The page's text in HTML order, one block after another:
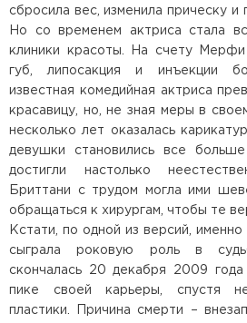
сбросила вес, изменила прическу и
Но со временем актриса стала
клиники красоты. На счету
губ, липосакция и инъекции
известная комедийная актриса
красавицу, но, не зная меры в
несколько лет оказалась
девушки становились все
достигли настолько
Бриттани с трудом могла ими
обращаться к хирургам, чтобы те
Кстати, по одной из версий, именно
сыграла роковую роль в
скончалась 20 декабря 2009
пике своей карьеры, спустя
пластики. Причина смерти –